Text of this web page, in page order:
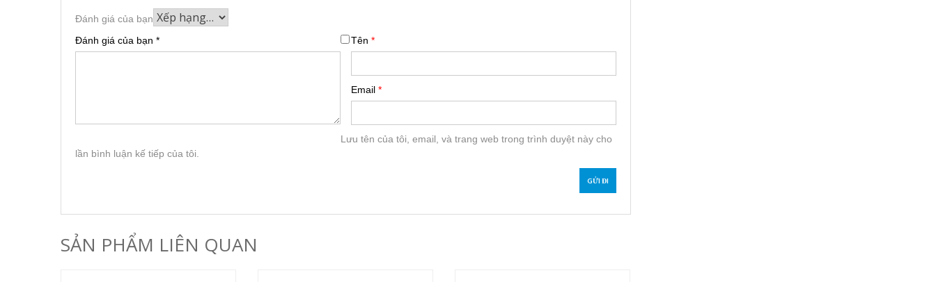
Đánh giá của bạn
Đánh giá của bạn * Tên*
Email*
Lưu tên của tôi, email, và trang web trong trình duyệt này cho
lần bình luận kế tiếp của tôi.
SẢN PHẨM LIÊN QUAN